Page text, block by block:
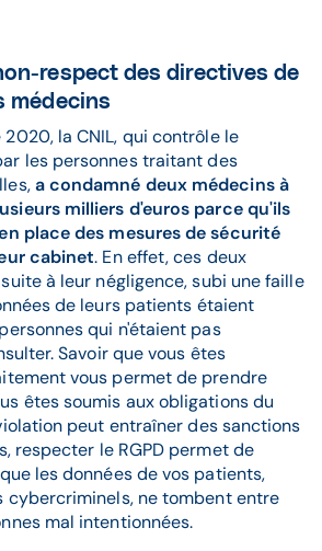
respect des directives de
médecins
la CNIL, qui contrôle le
les personnes traitant des
a condamné deux médecins à
milliers d'euros parce qu'ils
place des mesures de sécurité
cabinet. En effet, ces deux
à leur négligence, subi une faille
de leurs patients étaient
qui n'étaient pas
Savoir que vous êtes
vous permet de prendre
êtes soumis aux obligations du
peut entraîner des sanctions
respecter le RGPD permet de
les données de vos patients,
cybercriminels, ne tombent entre
mal intentionnées.